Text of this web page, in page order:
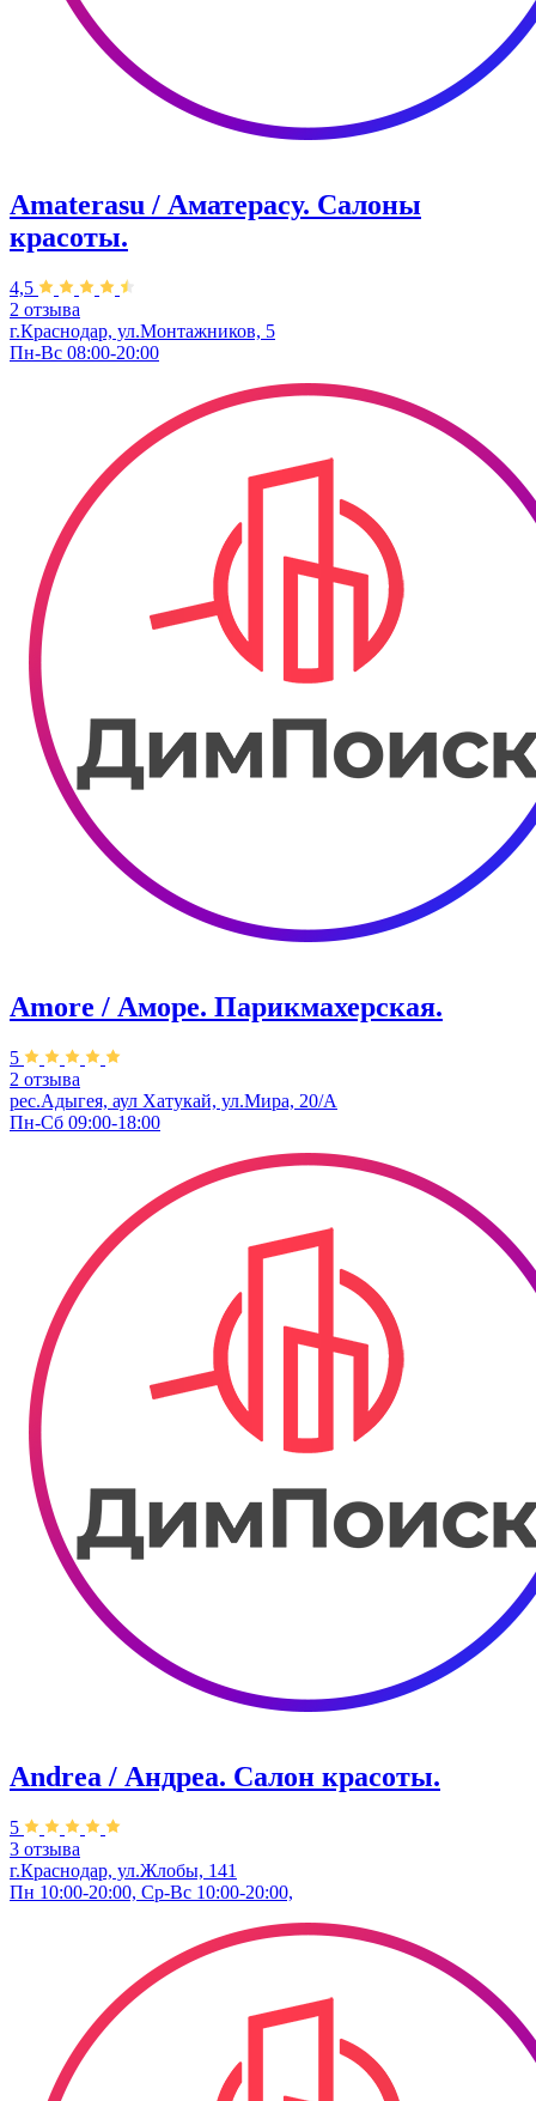
Amaterasu / Аматерасу. Салоны
красоты.
4,5
2 отзыва
г.Краснодар, ул.Монтажников, 5
Пн-Вс 08:00-20:00
Amore / Аморе. Парикмахерская.
5
2 отзыва
рес.Адыгея, аул Хатукай, ул.Мира, 20/А
Пн-Сб 09:00-18:00
Andrea / Андреа. Салон красоты.
5
3 отзыва
г.Краснодар, ул.Жлобы, 141
Пн 10:00-20:00, Ср-Вс 10:00-20:00,